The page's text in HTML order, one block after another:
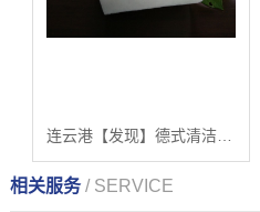
连云港【发现】德式清洁布指南：如何高效清洁与保养【德式清洁布的正确使用方法】【怎么做?】
相关服务/ SERVICE